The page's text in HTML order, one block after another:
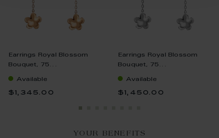
Earrings Royal Blossom
Bouquet, 75...
Available
$1,345.00
Earrings Royal Blossom
Bouquet, 75...
Available
$1,450.00
YOUR BENEFITS